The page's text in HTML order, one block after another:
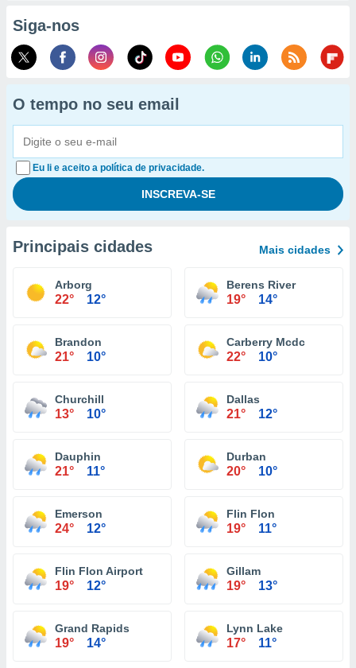
Siga-nos
O tempo no seu email
Eu li e aceito a política de privacidade.
Principais cidades Mais cidades
Arborg
22° 12°
Berens River
19° 14°
Brandon
21° 10°
Carberry Mcdc
22° 10°
Churchill
13° 10°
Dallas
21° 12°
Dauphin
21° 11°
Durban
20° 10°
Emerson
24° 12°
Flin Flon
19° 11°
Flin Flon Airport
19° 12°
Gillam
19° 13°
Grand Rapids
19° 14°
Lynn Lake
17° 11°